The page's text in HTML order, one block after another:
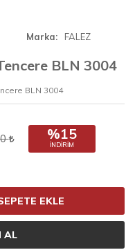
Marka FALEZ
BLN 3004
BLN 3004
%15
İNDIRIM
EKLE
AL